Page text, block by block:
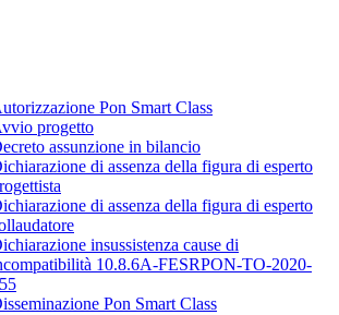
Pon Smart Class
progetto
assunzione in bilancio
di assenza della figura di esperto
di assenza della figura di esperto
insussistenza cause di
10.8.6A-FESRPON-TO-2020-
Pon Smart Class